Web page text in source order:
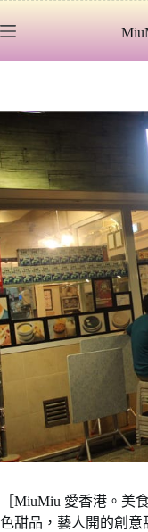
至
［MiuMiu 愛香港。美
色甜品，藝人開的創意